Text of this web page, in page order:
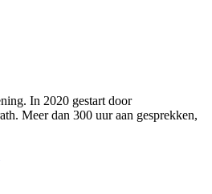
In 2020 gestart door
Meer dan 300 uur aan gesprekken,